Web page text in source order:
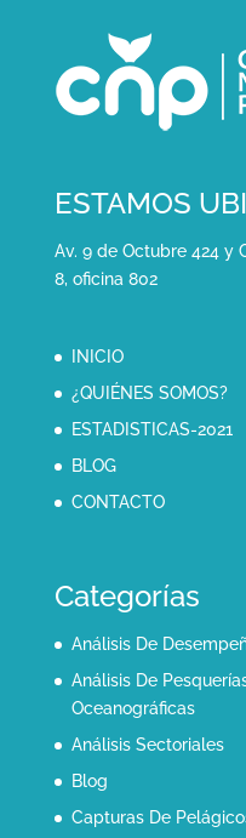
ESTAMOS
Av. 9 de Octubre 424 y
8, oficina 802
INICIO
¿QUIÉNES SOMOS?
ESTADISTICAS-2021
BLOG
CONTACTO
Categorías
Análisis De
Análisis De
Oceanográficas
Análisis Sectoriales
Blog
Capturas De